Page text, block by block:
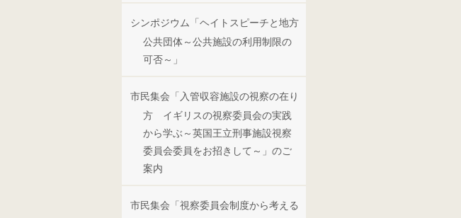
シンポジウム「ヘイトスピーチと地方
公共団体～公共施設の利用制限の
可否～」
市民集会「入管収容施設の視察の在り
方 イギリスの視察委員会の実践
から学ぶ～英国王立刑事施設視察
委員会委員をお招きして～」のご
案内
市民集会「視察委員会制度から考える